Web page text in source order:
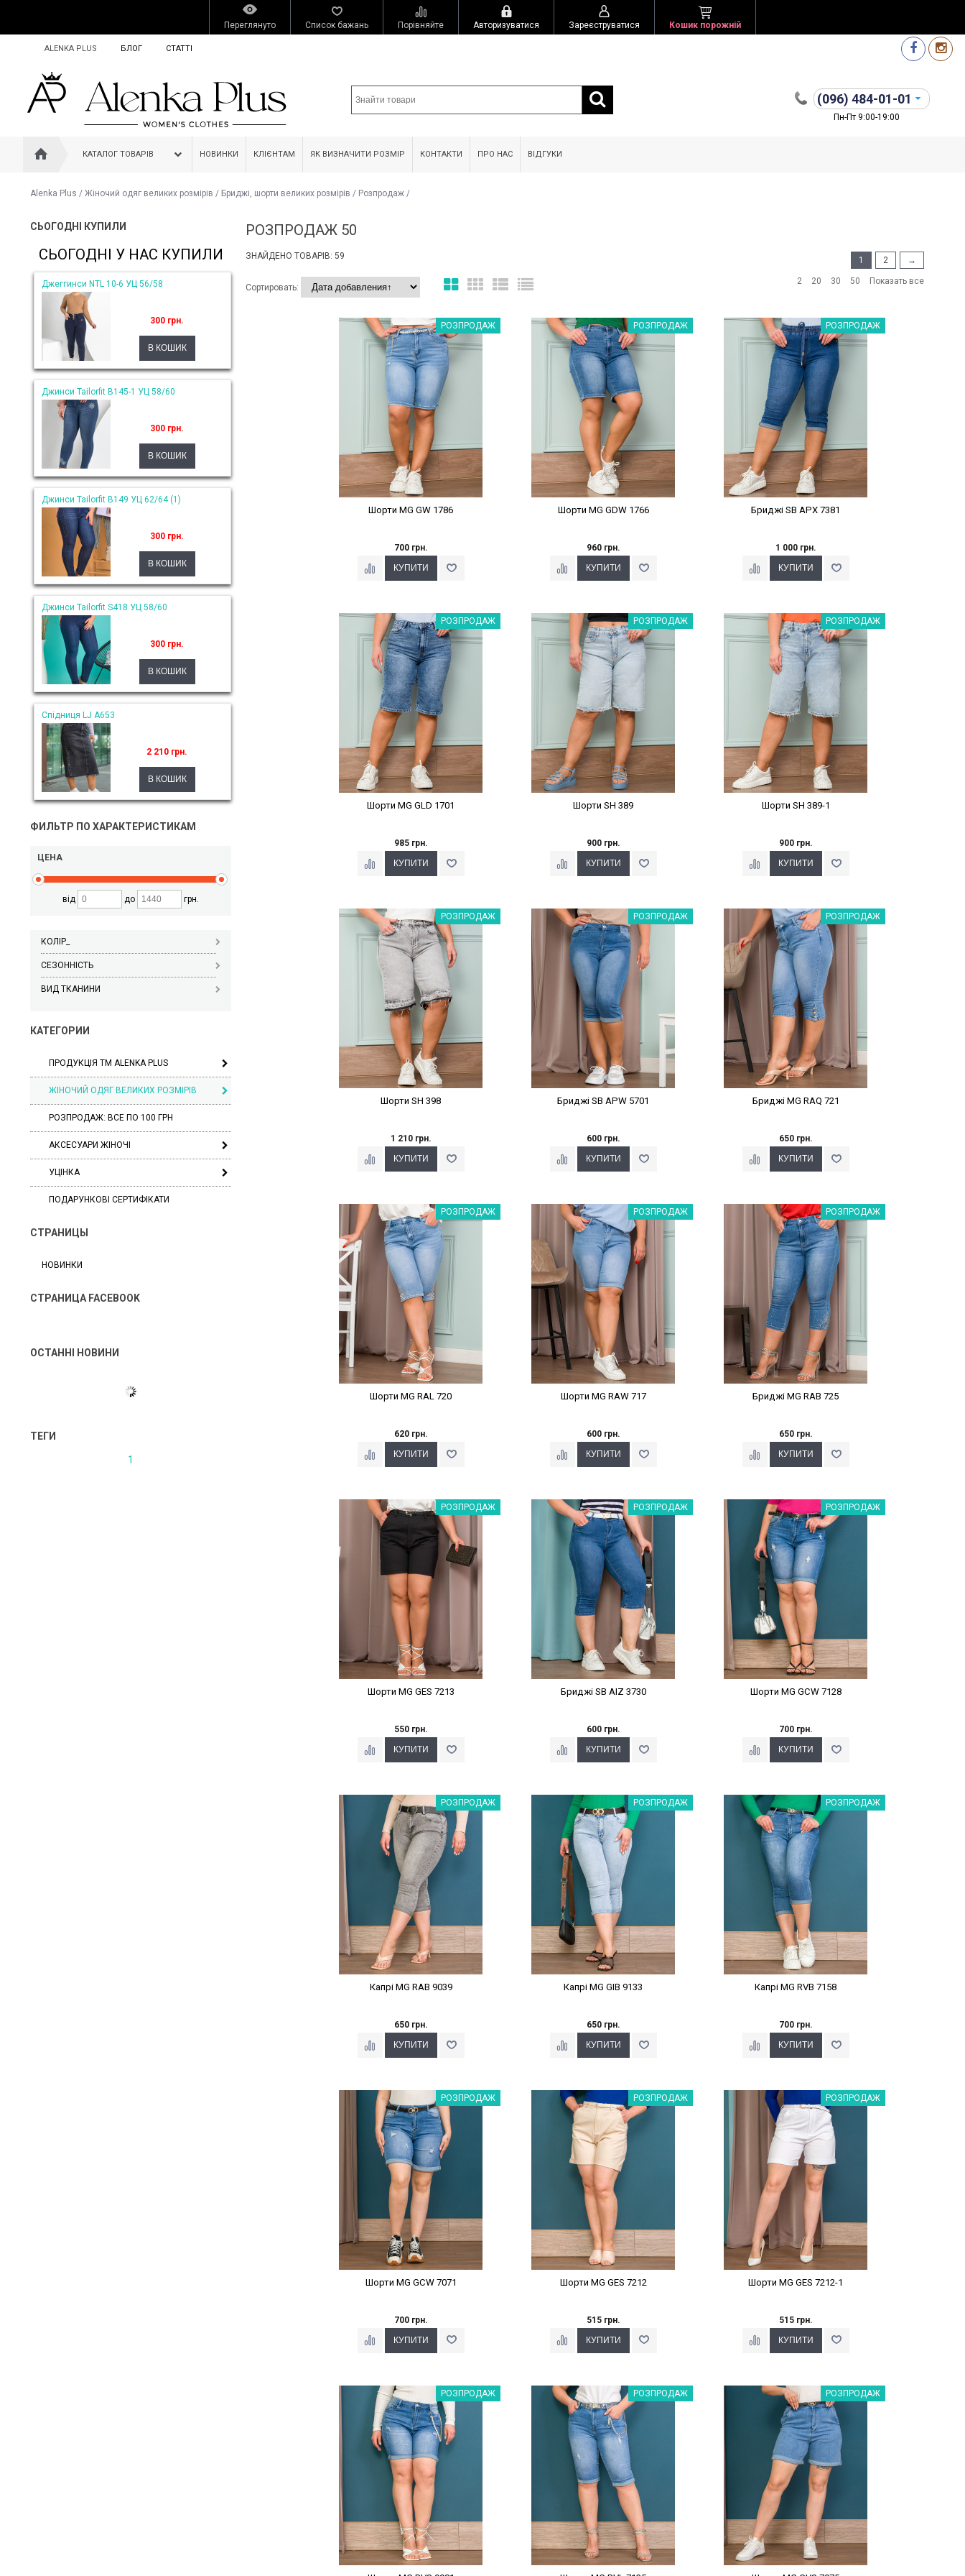
Переглянуто Список бажань Порівняйте Авторизуватися Зареєструватися Кошик порожній
ALENKA PLUS БЛОГ СТАТТІ
(096) 484-01-01
Пн-Пт 9:00-19:00
КАТАЛОГ ТОВАРІВ НОВИНКИ КЛІЄНТАМ ЯК ВИЗНАЧИТИ РОЗМІР КОНТАКТИ ПРО НАС ВІДГУКИ
Alenka Plus / Жіночий одяг великих розмірів / Бриджі, шорти великих розмірів / Розпродаж /
СЬОГОДНІ КУПИЛИ
СЬОГОДНІ У НАС КУПИЛИ
Джеггинси NTL 10-6 УЦ 56/58
300 грн.
Джинси Tailorfit B145-1 УЦ 58/60
300 грн.
Джинси Tailorfit B149 УЦ 62/64 (1)
300 грн.
Джинси Tailorfit S418 УЦ 58/60
300 грн.
Спідниця LJ A653
2 210 грн.
ФИЛЬТР ПО ХАРАКТЕРИСТИКАМ
ЦЕНА
від до грн.
КОЛІР_
СЕЗОННІСТЬ
ВИД ТКАНИНИ
КАТЕГОРИИ
ПРОДУКЦІЯ ТМ ALENKA PLUS
ЖІНОЧИЙ ОДЯГ ВЕЛИКИХ РОЗМІРІВ
РОЗПРОДАЖ: ВСЕ ПО 100 ГРН
АКСЕСУАРИ ЖІНОЧІ
УЦІНКА
ПОДАРУНКОВІ СЕРТИФІКАТИ
СТРАНИЦЫ
НОВИНКИ
СТРАНИЦА FACEBOOK
ОСТАННІ НОВИНИ
ТЕГИ
1
РОЗПРОДАЖ 50
ЗНАЙДЕНО ТОВАРІВ: 59 1 2 →
Сортировать:
2 20 30 50 Показать все
Наклейки Варіант з %РОЗПРОДАЖ
Шорти MG GW 1786
700 грн.
Наклейки Варіант з %РОЗПРОДАЖ
Шорти MG GDW 1766
960 грн.
Наклейки Варіант з %РОЗПРОДАЖ
Бриджі SB APX 7381
1 000 грн.
Наклейки Варіант з %РОЗПРОДАЖ
Шорти MG GLD 1701
985 грн.
Наклейки Варіант з %РОЗПРОДАЖ
Шорти SH 389
900 грн.
Наклейки Варіант з %РОЗПРОДАЖ
Шорти SH 389-1
900 грн.
Наклейки Варіант з %РОЗПРОДАЖ
Шорти SH 398
1 210 грн.
Наклейки Варіант з %РОЗПРОДАЖ
Бриджі SB APW 5701
600 грн.
Наклейки Варіант з %РОЗПРОДАЖ
Бриджі MG RAQ 721
650 грн.
Наклейки Варіант з %РОЗПРОДАЖ
Шорти MG RAL 720
620 грн.
Наклейки Варіант з %РОЗПРОДАЖ
Шорти MG RAW 717
600 грн.
Наклейки Варіант з %РОЗПРОДАЖ
Бриджі MG RАВ 725
650 грн.
Наклейки Варіант з %РОЗПРОДАЖ
Шорти MG GES 7213
550 грн.
Наклейки Варіант з %РОЗПРОДАЖ
Бриджі SB AIZ 3730
600 грн.
Наклейки Варіант з %РОЗПРОДАЖ
Шорти MG GCW 7128
700 грн.
Наклейки Варіант з %РОЗПРОДАЖ
Капрі MG RAB 9039
650 грн.
Наклейки Варіант з %РОЗПРОДАЖ
Капрі MG GIB 9133
650 грн.
Наклейки Варіант з %РОЗПРОДАЖ
Капрі MG RVB 7158
700 грн.
Наклейки Варіант з %РОЗПРОДАЖ
Шорти MG GCW 7071
700 грн.
Наклейки Варіант з %РОЗПРОДАЖ
Шорти MG GES 7212
515 грн.
Наклейки Варіант з %РОЗПРОДАЖ
Шорти MG GES 7212-1
515 грн.
Наклейки Варіант з %РОЗПРОДАЖ Наклейки Варіант з %РОЗПРОДАЖ Наклейки Варіант з %РОЗПРОДАЖ